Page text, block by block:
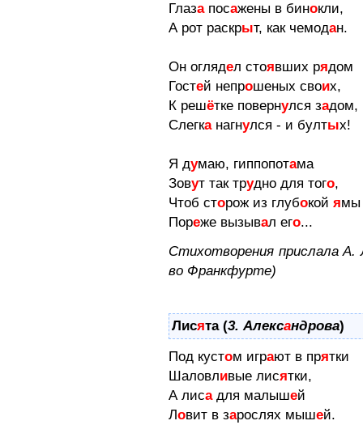
Глазапосажены в бинокли,
А рот раскрыт, как чемодан.
Он оглядел стоявших рядом
Гостей непрошеных своих,
К решётке повернулся задом,
Слегканагнулся - и бултых!
Я думаю, гиппопотама
Зовут так трудно для того,
Чтоб сторож из глубокой ямы
Пореже вызывал его...
Стихотворения прислала
во Франкфурте)
Лисята (3. Александрова)
Под кустом играют в прятки
Шаловливые лисятки,
А лисадля малышей
Ловит в зарослях мышей.